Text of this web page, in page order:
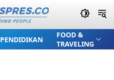
PENDIDIKAN
FOOD &
TRAVELING